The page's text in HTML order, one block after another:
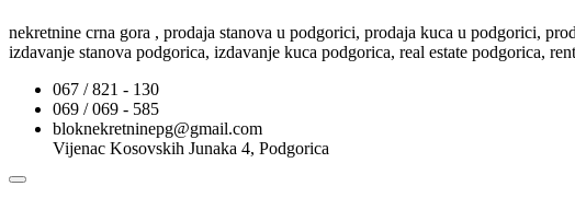
nekretnine crna gora , prodaja stanova u podgorici, prodaja kuca u podgorici,
izdavanje stanova podgorica, izdavanje kuca podgorica, real estate podgorica,
067 / 821 - 130
069 / 069 - 585
bloknekretninepg@gmail.com
Vijenac Kosovskih Junaka 4, Podgorica